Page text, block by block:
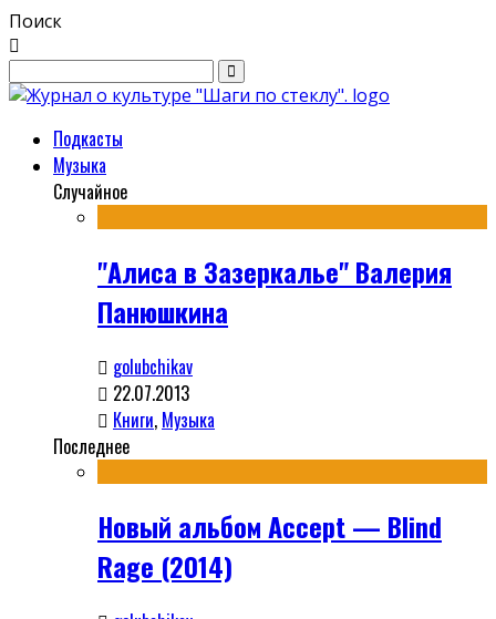
Поиск
Подкасты
Музыка
Случайное
"Алиса в Зазеркалье" Валерия
Панюшкина
golubchikav
22.07.2013
Книги, Музыка
Последнее
Новый альбом Accept — Blind
Rage (2014)